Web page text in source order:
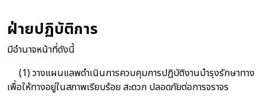
ฝ่ายปฏิบัติการ
มีอำนาจหน้าที่ดังนี้
(1) วางแผนแลพดำเนินการควบคุมการปฏิบัติงานบำรุงรักษาทาง
เพื่อให้ทางอยู่ในสภาพเรียบร้อย สะดวก ปลอดภัยต่อการจราจร